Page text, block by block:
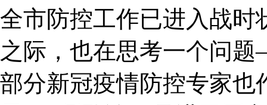
全市防控工作已进入战时
之际，也在思考一个问
部分新冠疫情防控专家也